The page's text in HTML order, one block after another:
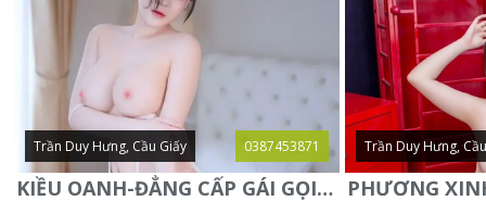
Trần Duy Hưng, Cầu Giấy 0387453871
KIỀU OANH-ĐẲNG CẤP GÁI GỌI XINH SANG-NGOAN NGOÃN
Trần Duy Hưng,